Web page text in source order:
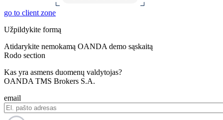
go to client zone
Užpildykite formą
Atidarykite nemokamą OANDA demo sąskaitą
Rodo section
Kas yra asmens duomenų valdytojas?
OANDA TMS Brokers S.A.
email